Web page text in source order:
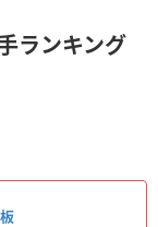
ランキング